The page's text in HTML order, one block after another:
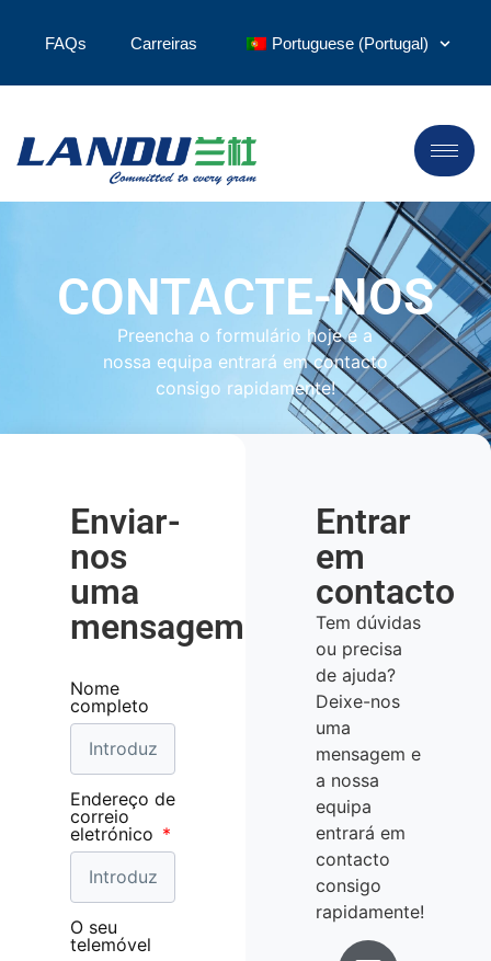
FAQs Carreiras Portuguese (Portugal)
CONTACTE-NOS
Preencha o formulário hoje e a
nossa equipa entrará em contacto
consigo rapidamente!
Enviar-
nos
uma
mensagem
Nome
completo
Endereço de
correio
eletrónico
O seu
telemóvel
Entrar
em
contacto
Tem dúvidas
ou precisa
de ajuda?
Deixe-nos
uma
mensagem e
a nossa
equipa
entrará em
contacto
consigo
rapidamente!